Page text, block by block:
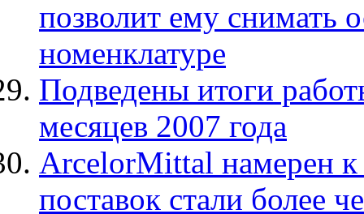
позволит ему снимать
номенклатуре
Подведены итоги
месяцев 2007 года
ArcelorMittal намерен к
поставок стали более